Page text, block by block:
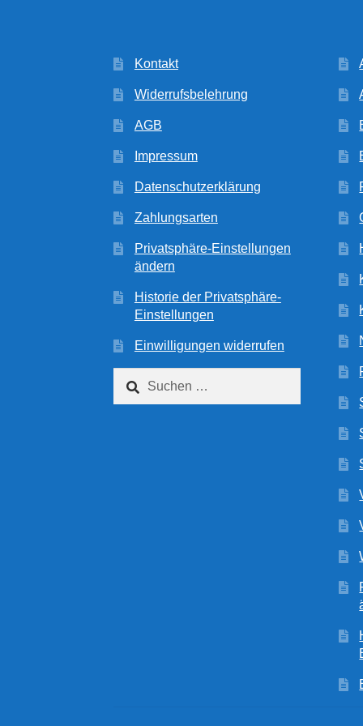
Kontakt
Widerrufsbelehrung
AGB
Impressum
Datenschutzerklärung
Zahlungsarten
Privatsphäre-Einstellungen
ändern
Historie der Privatsphäre-
Einstellungen
Einwilligungen widerrufen
nach: